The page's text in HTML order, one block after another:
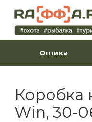
Оптика
Коробка
Win, 30-